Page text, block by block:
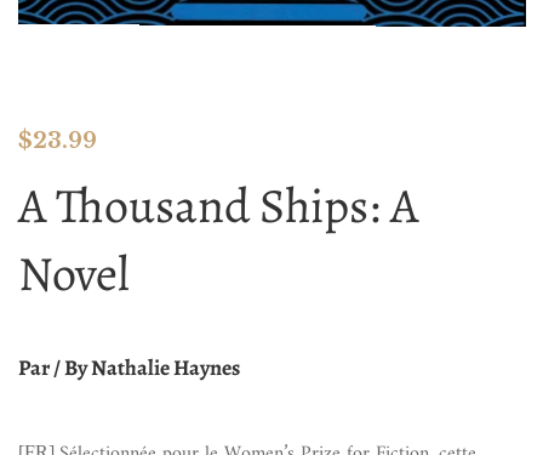
$23.99
A Thousand Ships: A
Novel
Par / By Nathalie Haynes